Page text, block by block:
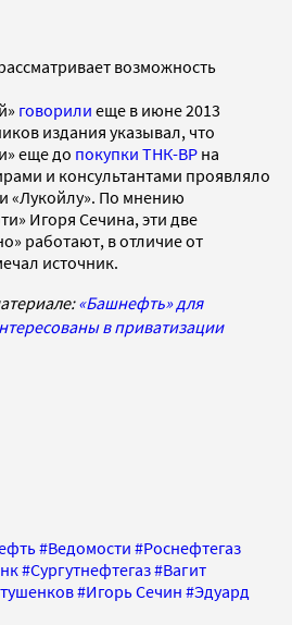
возможность
говорили еще в июне 2013
издания указывал, что
еще до покупки ТНК-BP на
и консультантами проявляло
«Лукойлу». По мнению
Игоря Сечина, эти две
работают, в отличие от
источник.
«Башнефть» для
в приватизации
#Ведомости #Роснефтегаз
#Сургутнефтегаз#Вагит
#Игорь Сечин #Эдуард